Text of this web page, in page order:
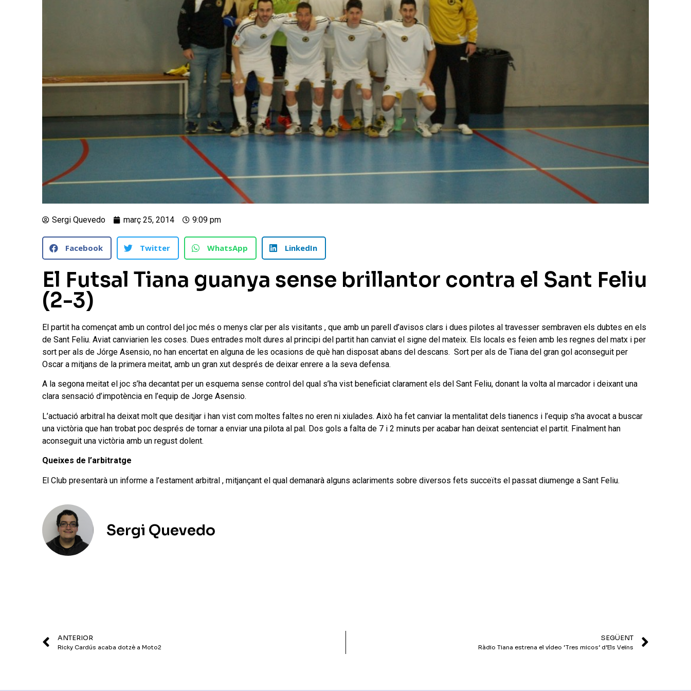
Sergi Quevedo març 25, 2014 9:09 pm
Facebook Twitter WhatsApp LinkedIn
El Futsal Tiana guanya sense brillantor contra el Sant Feliu
(2-3)
El partit ha començat amb un control del joc més o menys clar per als visitants , que amb un parell d’avisos clars i dues pilotes al travesser sembraven els dubtes en els
de Sant Feliu. Aviat canviarien les coses. Dues entrades molt dures al principi del partit han canviat el signe del mateix. Els locals es feien amb les regnes del matx i per
sort per als de Jórge Asensio, no han encertat en alguna de les ocasions de què han disposat abans del descans. Sort per als de Tiana del gran gol aconseguit per
Oscar a mitjans de la primera meitat, amb un gran xut després de deixar enrere a la seva defensa.
A la segona meitat el joc s’ha decantat per un esquema sense control del qual s’ha vist beneficiat clarament els del Sant Feliu, donant la volta al marcador i deixant una
clara sensació d’impotència en l’equip de Jorge Asensio.
L’actuació arbitral ha deixat molt que desitjar i han vist com moltes faltes no eren ni xiulades. Això ha fet canviar la mentalitat dels tianencs i l’equip s’ha avocat a buscar
una victòria que han trobat poc després de tornar a enviar una pilota al pal. Dos gols a falta de 7 i 2 minuts per acabar han deixat sentenciat el partit. Finalment han
aconseguit una victòria amb un regust dolent.
Queixes de l’arbitratge
El Club presentarà un informe a l’estament arbitral , mitjançant el qual demanarà alguns aclariments sobre diversos fets succeïts el passat diumenge a Sant Feliu.
Sergi Quevedo
ANTERIOR
Ricky Cardús acaba dotzè a Moto2
SEGÜENT
Ràdio Tiana estrena el vídeo ‘Tres micos’ d’Els Veïns